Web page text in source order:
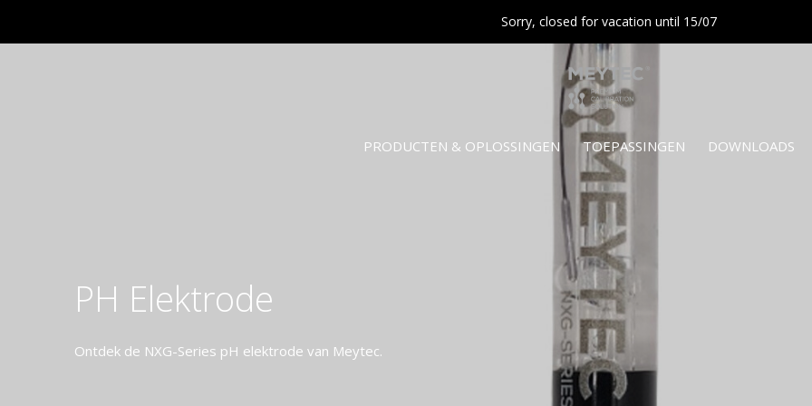
PRODUCTEN & OPLOSSINGEN TOEPASSINGEN DOWNLOADS
Sorry, closed for vacation until 15/07
PH Elektrode
Ontdek de NXG-Series pH elektrode van Meytec.